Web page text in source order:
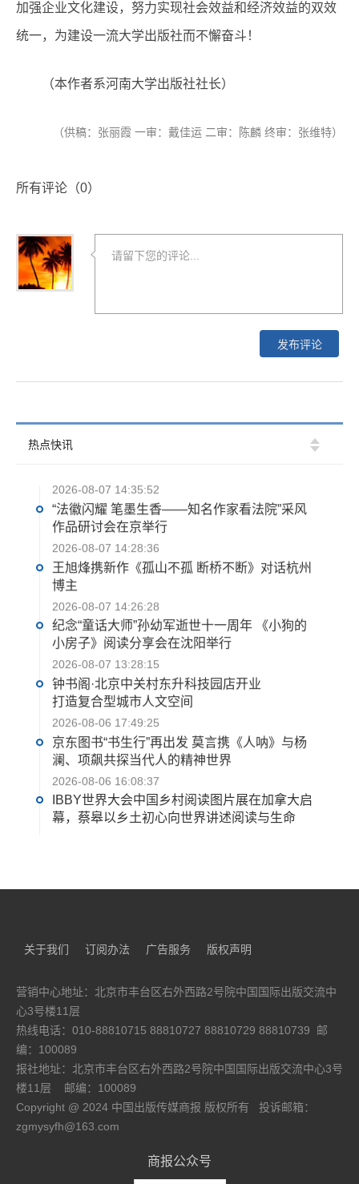
加强企业文化建设，努力实现社会效益和经济效益的双效
统一，为建设一流大学出版社而不懈奋斗！
（本作者系河南大学出版社社长）
（供稿：张丽霞 一审：戴佳运 二审：陈麟 终审：张维特）
所有评论（0）
热点快讯系列IP作品《浑天星途》从科幻文学走向多维
“法徽闪耀 笔墨生香——知名作家看法院”采风
作品研讨会在京举行
2026-08-07 14:28:36
博主
2026-08-07 14:26:28
纪念“童话大师”孙幼军逝世十一周年 《小狗的
小房子》阅读分享会在沈阳举行
打造复合型城市人文空间
2026-08-06 17:49:25
澜、项飙共探当代人的精神世界
2026-08-06 16:08:37
IBBY世界大会中国乡村阅读图片展在加拿大启
幕，蔡皋以乡土初心向世界讲述阅读与生命
2026-08-06 09:59:48
2026-08-06 07:13:12
2026-08-05 18:58:00
《瓷都绘》新书发布：从世界文化遗产到青年
理想生活
2026-08-05 18:49:55
深挖吴越文脉 解码千年匠心 两部吴越国主题新
书亮相书博会
2026-08-05 17:06:03
2026-08-05 16:29:41
关于我们 订阅办法 广告服务 版权声明
营销中心地址：北京市丰台区右外西路2号院中国国际出版交流中
心3号楼11层
热线电话：010-88810715 88810727 88810729 88810739 邮
编：100089
报社地址：北京市丰台区右外西路2号院中国国际出版交流中心3号
楼11层
邮编：100089
Copyright @ 2024 中国出版传媒商报 版权所有 投诉邮箱：
zgmysyfh@163.com
商报公众号